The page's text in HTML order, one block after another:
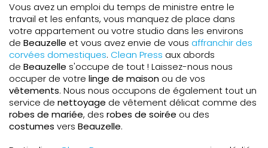
Vous avez un emploi du temps de ministre entre le
travail et les enfants, vous manquez de place dans
votre appartement ou votre studio dans les environs
de Beauzelle et vous avez envie de vous affranchir des
corvées domestiques. Clean Press aux abords
de Beauzelle s'occupe de tout ! Laissez-nous nous
occuper de votre linge de maison ou de vos
vêtements. Nous nous occupons de également tout un
service de nettoyage de vêtement délicat comme des
robes de mariée, des robes de soirée ou des
costumes vers Beauzelle.